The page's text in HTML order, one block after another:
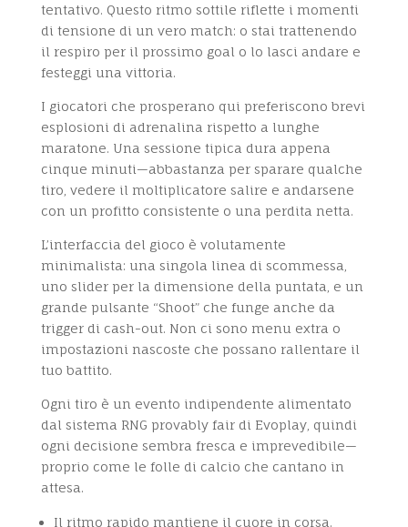
tentativo. Questo ritmo sottile riflette i momenti
di tensione di un vero match: o stai trattenendo
il respiro per il prossimo goal o lo lasci andare e
festeggi una vittoria.
I giocatori che prosperano qui preferiscono brevi
esplosioni di adrenalina rispetto a lunghe
maratone. Una sessione tipica dura appena
cinque minuti—abbastanza per sparare qualche
tiro, vedere il moltiplicatore salire e andarsene
con un profitto consistente o una perdita netta.
L’interfaccia del gioco è volutamente
minimalista: una singola linea di scommessa,
uno slider per la dimensione della puntata, e un
grande pulsante “Shoot” che funge anche da
trigger di cash-out. Non ci sono menu extra o
impostazioni nascoste che possano rallentare il
tuo battito.
Ogni tiro è un evento indipendente alimentato
dal sistema RNG provably fair di Evoplay, quindi
ogni decisione sembra fresca e imprevedibile—
proprio come le folle di calcio che cantano in
attesa.
Il ritmo rapido mantiene il cuore in corsa.